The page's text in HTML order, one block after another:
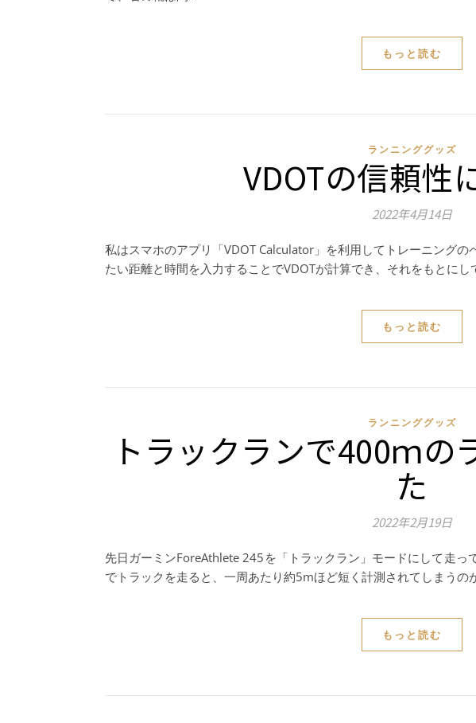
もっと読む
ランニンググッズ
VDOTの信頼性
2022年4月14日
私はスマホのアプリ「VDOT Calculator」を利用してトレーニング
たい距離と時間を入力することでVDOTが計算でき、それをもとに
もっと読む
ランニンググッズ
トラックランで400ｍの
た
2022年2月19日
先日ガーミンForeAthlete 245を「トラックラン」モードにして走っ
でトラックを走ると、一周あたり約5mほど短く計測されてしまう
もっと読む